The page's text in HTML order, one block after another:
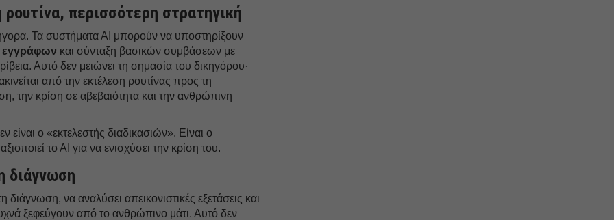
περισσότερη στρατηγική
Τα συστήματα ΑΙ μπορούν να υποστηρίξουν
εγγράφων και σύνταξη βασικών συμβάσεων με
Αυτό δεν μειώνει τη σημασία του δικηγόρου·
από την εκτέλεση ρουτίνας προς τη
την κρίση σε αβεβαιότητα και την ανθρώπινη
είναι ο «εκτελεστής διαδικασιών». Είναι ο
το ΑΙ για να ενισχύσει την κρίση του.
διάγνωση
διάγνωση, να αναλύσει απεικονιστικές εξετάσεις και
ξεφεύγουν από το ανθρώπινο μάτι. Αυτό δεν